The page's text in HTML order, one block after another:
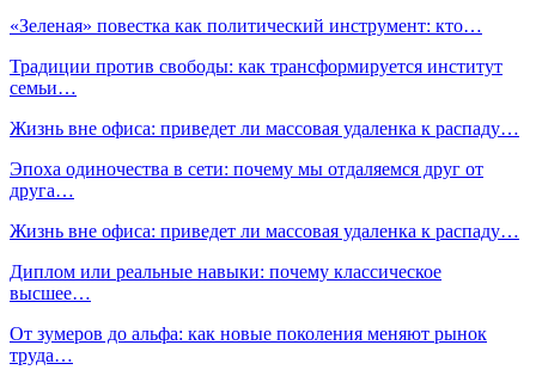
«Зеленая» повестка как политический инструмент: кто…
Традиции против свободы: как трансформируется институт
семьи…
Жизнь вне офиса: приведет ли массовая удаленка к распаду…
Эпоха одиночества в сети: почему мы отдаляемся друг от
друга…
Жизнь вне офиса: приведет ли массовая удаленка к распаду…
Диплом или реальные навыки: почему классическое
высшее…
От зумеров до альфа: как новые поколения меняют рынок
труда…